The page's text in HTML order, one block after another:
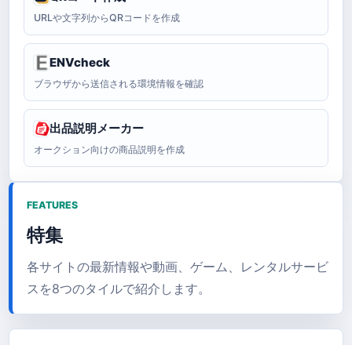
URLや文字列からQRコードを作成
ENVcheck
ブラウザから送信される環境情報を確認
出品説明メーカー
オークション向けの商品説明を作成
FEATURES
特集
各サイトの最新情報や動画、ゲーム、レンタルサービ
スを8つのタイルで紹介します。